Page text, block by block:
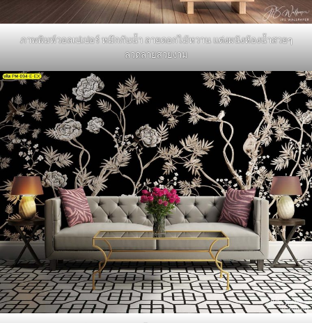
ภาพพิมพ์วอลเปเปอร์ หมึกกันน้ำ ลายดอกไม้หวาน แต่งผนังห้องน้ำสวยๆ
ลวดลายสวยงาม